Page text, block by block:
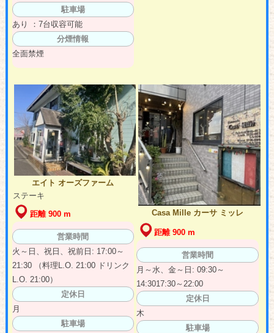
駐車場
あり ：7台収容可能
分煙情報
全面禁煙
エイト オーズファーム
ステーキ
距離 900 m
営業時間
火～日、祝日、祝前日: 17:00～
21:30 （料理L.O. 21:00 ドリンク
L.O. 21:00）
定休日
月
駐車場
Casa Mille カーサ ミッレ
距離 900 m
営業時間
月～水、金～日: 09:30～
14:3017:30～22:00
定休日
木
駐車場